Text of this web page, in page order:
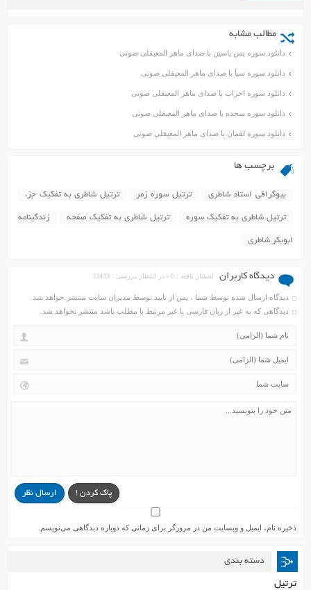
مطالب مشابه
دانلود سوره یس یاسین با صدای ماهر المعیقلی صوتی
دانلود سوره سبأ با صدای ماهر المعیقلی صوتی
دانلود سوره احزاب با صدای ماهر المعیقلی صوتی
دانلود سوره سجده با صدای ماهر المعیقلی صوتی
دانلود سوره لقمان با صدای ماهر المعیقلی صوتی
برچسب ها
بیوگرافی استاد شاطری ترتیل سوره زمر ترتیل شاطری به تفکیک جزء
ترتیل شاطری به تفکیک سوره ترتیل شاطری به تفکیک صفحه زندگینامه
ابوبکر شاطری
دیدگاه کاربران انتشار یافته : 0 - در انتظار بررسی : 33433
دیدگاه ارسال شده توسط شما ، پس از تایید توسط مدیران سایت منتشر خواهد شد.
دیدگاهی که به غیر از زبان فارسی یا غیر مرتبط با مطلب باشد منتشر نخواهد شد.
ارسال نظر پاک کردن !
ذخیره نام، ایمیل و وبسایت من در مرورگر برای زمانی که دوباره دیدگاهی می‌نویسم.
دسته بندی
ترتیل